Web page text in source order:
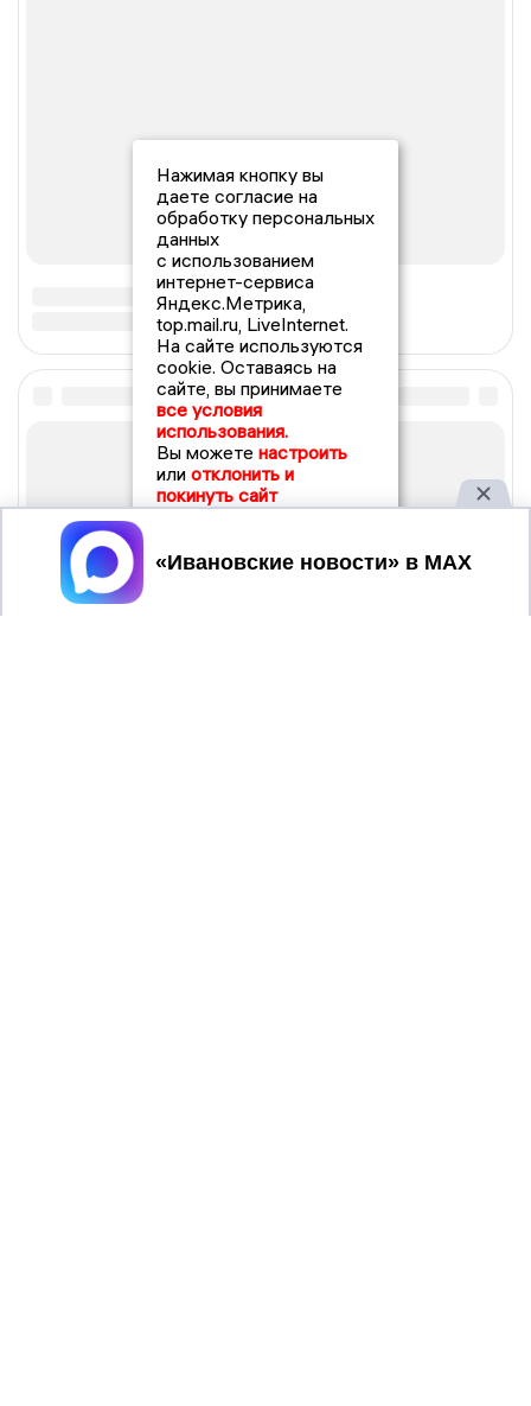
Нажимая кнопку вы
даете согласие на
обработку персональных
данных
с использованием
интернет-сервиса
Яндекс.Метрика,
top.mail.ru, LiveInternet.
На сайте используются
cookie. Оставаясь на
сайте, вы принимаете
все условия
использования.
Вы можете настроить
или отклонить и
покинуть сайт
Принять